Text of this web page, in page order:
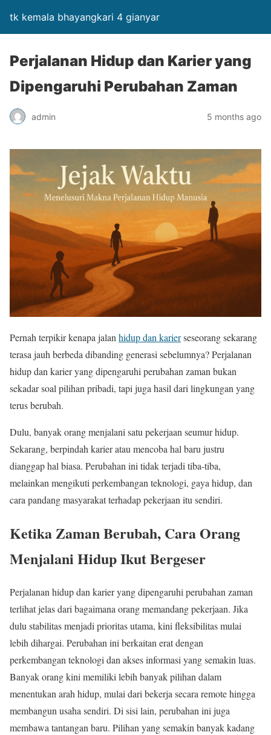
tk kemala bhayangkari 4 gianyar
Perjalanan Hidup dan Karier yang
Dipengaruhi Perubahan Zaman
admin 5 months ago
Pernah terpikir kenapa jalanhidup dan karierseseorang sekarang
terasa jauh berbeda dibanding generasi sebelumnya? Perjalanan
hidup dan karier yang dipengaruhi perubahan zaman bukan
sekadar soal pilihan pribadi, tapi juga hasil dari lingkungan yang
terus berubah.
Dulu, banyak orang menjalani satu pekerjaan seumur hidup.
Sekarang, berpindah karier atau mencoba hal baru justru
dianggap hal biasa. Perubahan ini tidak terjadi tiba-tiba,
melainkan mengikuti perkembangan teknologi, gaya hidup, dan
cara pandang masyarakat terhadap pekerjaan itu sendiri.
Ketika Zaman Berubah, Cara Orang
Menjalani Hidup Ikut Bergeser
Perjalanan hidup dan karier yang dipengaruhi perubahan zaman
terlihat jelas dari bagaimana orang memandang pekerjaan. Jika
dulu stabilitas menjadi prioritas utama, kini fleksibilitas mulai
lebih dihargai. Perubahan ini berkaitan erat dengan
perkembangan teknologi dan akses informasi yang semakin luas.
Banyak orang kini memiliki lebih banyak pilihan dalam
menentukan arah hidup, mulai dari bekerja secara remote hingga
membangun usaha sendiri. Di sisi lain, perubahan ini juga
membawa tantangan baru. Pilihan yang semakin banyak kadang